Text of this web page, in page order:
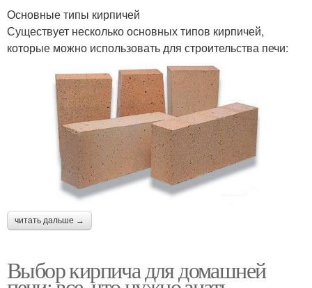
Основные типы кирпичей
Существует несколько основных типов кирпичей,
которые можно использовать для строительства печи:
читать дальше →
Выбор кирпича для домашней